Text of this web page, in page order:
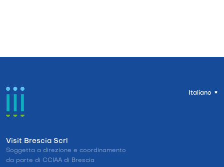
Italiano
Visit Brescia Scrl
Soggetta a direzione e coordinamento
da parte di CCIAA di Brescia